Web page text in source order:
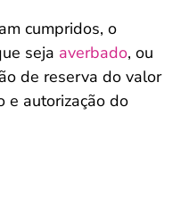
cumpridos, o
seja averbado, ou
de reserva do valor
e autorização do